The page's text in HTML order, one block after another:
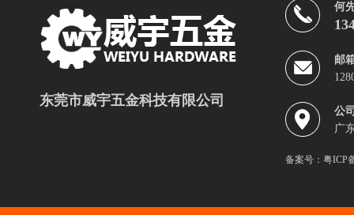
东莞市威宇五金科技有限公司
何
邮
公
广
备案号： 粤ICP